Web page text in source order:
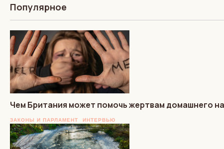
Популярное
Чем Британия может помочь жертвам домашнего
ЗАКОНЫ И ПАРЛАМЕНТ ИНТЕРВЬЮ